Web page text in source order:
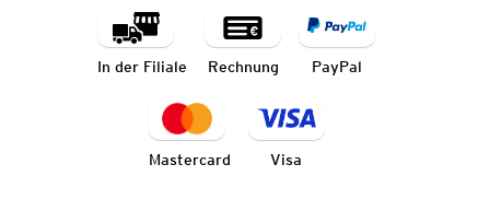
In der Filiale Rechnung PayPal
Mastercard Visa